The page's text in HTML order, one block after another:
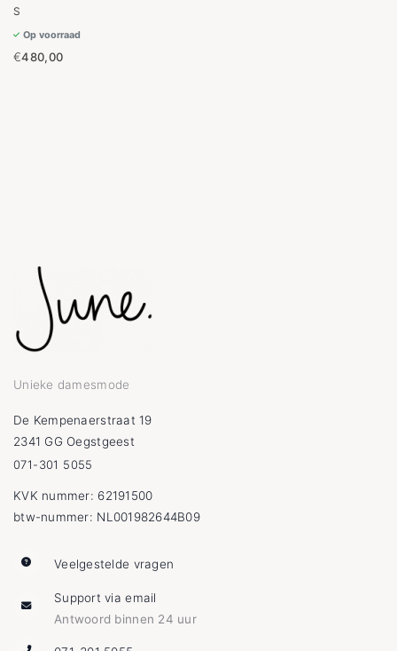
S
Op voorraad
€480,00
Unieke damesmode
De Kempenaerstraat 19
2341 GG Oegstgeest
071-301 5055
KVK nummer: 62191500
btw-nummer: NL001982644B09
Veelgestelde vragen
Support via email
Antwoord binnen 24 uur